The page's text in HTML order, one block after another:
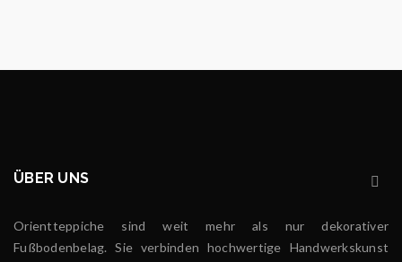
ÜBER UNS
Orientteppiche sind weit mehr als nur dekorativer
Fußbodenbelag. Sie verbinden hochwertige Handwerkskunst